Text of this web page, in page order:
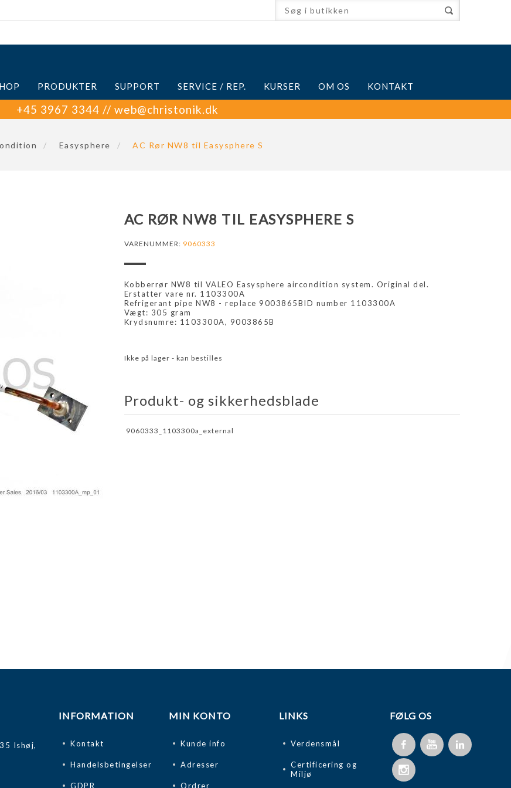
PRODUKTER SUPPORT SERVICE / REP. KURSER OM OS KONTAKT
+45 3967 3344 // web@christonik.dk
/ Easysphere / AC Rør NW8 til Easysphere S
AC RØR NW8 TIL EASYSPHERE S
VARENUMMER: 9060333
Kobberrør NW8 til VALEO Easysphere aircondition system. Original del.
Erstatter vare nr. 1103300A
Refrigerant pipe NW8 - replace 9003865BID number 1103300A
Vægt: 305 gram
Krydsnumre: 1103300A, 9003865B
Ikke på lager - kan bestilles
Produkt- og sikkerhedsblade
9060333_1103300a_external
Ishøj,
INFORMATION
Kontakt
Handelsbetingelser
GDPR
MIN KONTO
Kunde info
Adresser
Ordrer
LINKS
Verdensmål
Certificering og
Miljø
FØLG OS